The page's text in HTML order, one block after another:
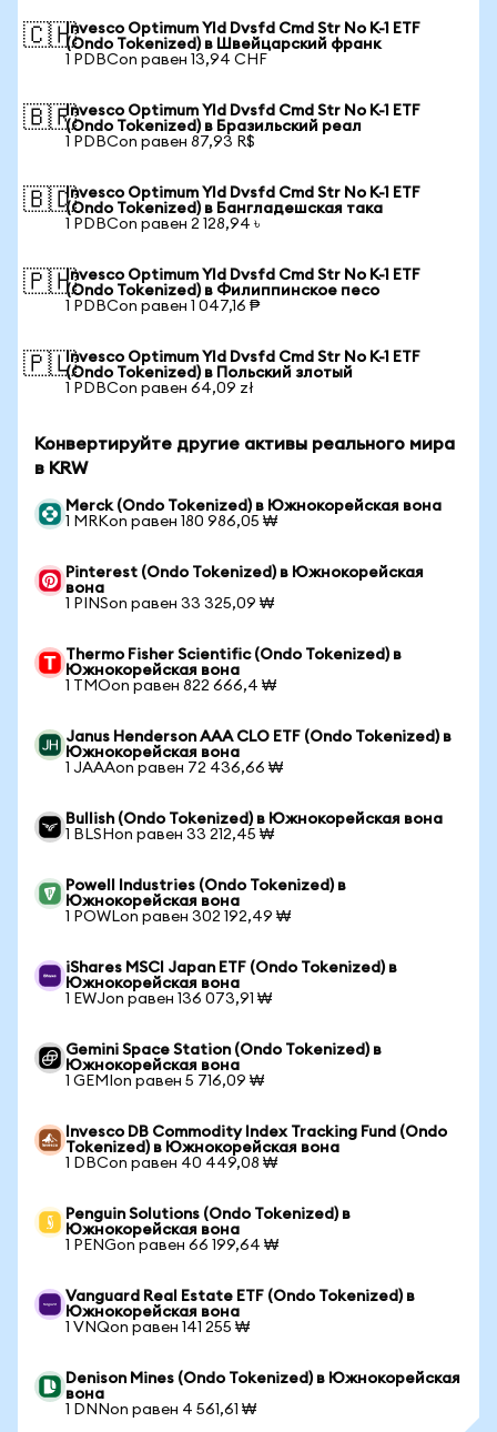
🇨🇭Invesco Optimum Yld Dvsfd Cmd Str No K-1 ETF
(Ondo Tokenized) в Швейцарский франк
1 PDBCon равен 13,94 CHF
🇧🇷Invesco Optimum Yld Dvsfd Cmd Str No K-1 ETF
(Ondo Tokenized) в Бразильский реал
1 PDBCon равен 87,93 R$
🇧🇩Invesco Optimum Yld Dvsfd Cmd Str No K-1 ETF
(Ondo Tokenized) в Бангладешская така
1 PDBCon равен 2 128,94 ৳
🇵🇭Invesco Optimum Yld Dvsfd Cmd Str No K-1 ETF
(Ondo Tokenized) в Филиппинское песо
1 PDBCon равен 1 047,16 ₱
🇵🇱Invesco Optimum Yld Dvsfd Cmd Str No K-1 ETF
(Ondo Tokenized) в Польский злотый
1 PDBCon равен 64,09 zł
Конвертируйте другие активы реального мира
в KRW
Merck (Ondo Tokenized) в Южнокорейская вона
1 MRKon равен 180 986,05 ₩
Pinterest (Ondo Tokenized) в Южнокорейская
вона
1 PINSon равен 33 325,09 ₩
Thermo Fisher Scientific (Ondo Tokenized) в
Южнокорейская вона
1 TMOon равен 822 666,4 ₩
Janus Henderson AAA CLO ETF (Ondo Tokenized) в
Южнокорейская вона
1 JAAAon равен 72 436,66 ₩
Bullish (Ondo Tokenized) в Южнокорейская вона
1 BLSHon равен 33 212,45 ₩
Powell Industries (Ondo Tokenized) в
Южнокорейская вона
1 POWLon равен 302 192,49 ₩
iShares MSCI Japan ETF (Ondo Tokenized) в
Южнокорейская вона
1 EWJon равен 136 073,91 ₩
Gemini Space Station (Ondo Tokenized) в
Южнокорейская вона
1 GEMIon равен 5 716,09 ₩
Invesco DB Commodity Index Tracking Fund (Ondo
Tokenized) в Южнокорейская вона
1 DBCon равен 40 449,08 ₩
Penguin Solutions (Ondo Tokenized) в
Южнокорейская вона
1 PENGon равен 66 199,64 ₩
Vanguard Real Estate ETF (Ondo Tokenized) в
Южнокорейская вона
1 VNQon равен 141 255 ₩
Denison Mines (Ondo Tokenized) в Южнокорейская
вона
1 DNNon равен 4 561,61 ₩